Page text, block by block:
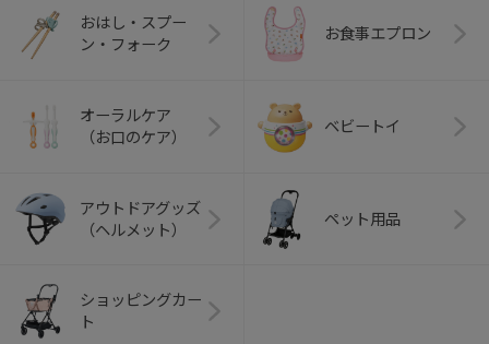
おはし・スプー
ン・フォーク
お食事エプロン
オーラルケア
（お口のケア）
ベビートイ
アウトドアグッズ
（ヘルメット）
ペット用品
ショッピングカー
ト